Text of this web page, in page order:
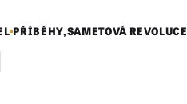
PŘÍBĚHY,SAMETOVÁ REVOLUCE